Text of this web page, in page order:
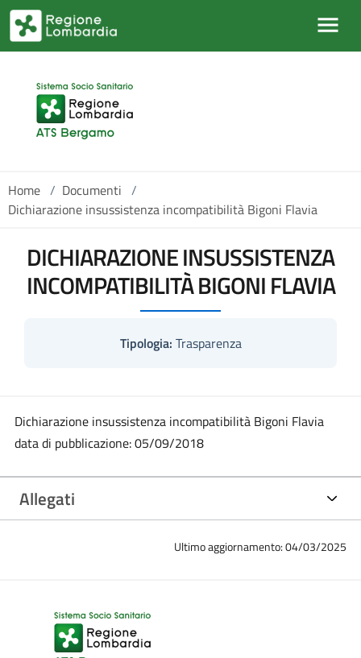
Salta al contenuto principale
Home / Documenti /
Dichiarazione insussistenza incompatibilità Bigoni Flavia
DICHIARAZIONE INSUSSISTENZA
INCOMPATIBILITÀ BIGONI FLAVIA
Tipologia: Trasparenza
Dichiarazione insussistenza incompatibilità Bigoni Flavia
data di pubblicazione: 05/09/2018
Allegati
Ultimo aggiornamento: 04/03/2025